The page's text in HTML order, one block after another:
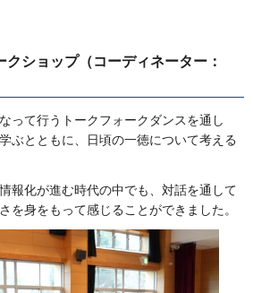
ショップ（コーディネーター：
って行うトークフォークダンスを通し
ぶとともに、日頃の一徳について考える
報化が進む時代の中でも、対話を通して
を身をもって感じることができました。